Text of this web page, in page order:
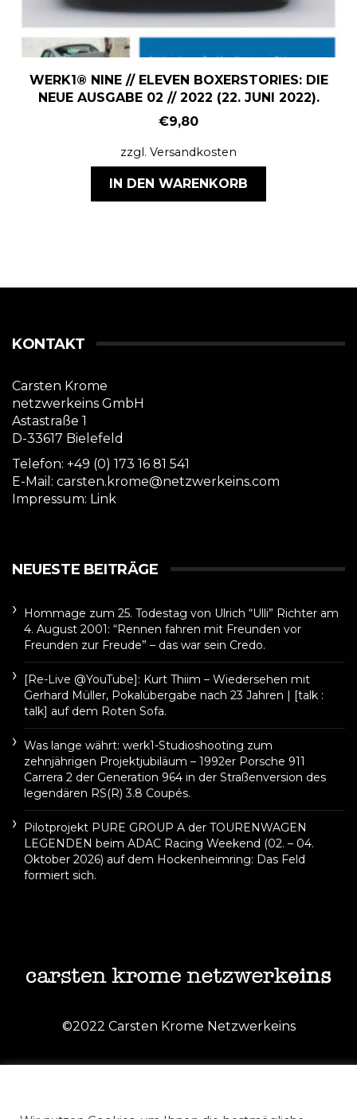
WERK1® NINE // ELEVEN BOXERSTORIES: DIE
NEUE AUSGABE 02 // 2022 (22. JUNI 2022).
€9,80
zzgl. Versandkosten
IN DEN WARENKORB
KONTAKT
Carsten Krome
netzwerkeins GmbH
Astastraße 1
D-33617 Bielefeld
Telefon: +49 (0) 173 16 81 541
E-Mail: carsten.krome@netzwerkeins.com
Impressum: Link
NEUESTE BEITRÄGE
Hommage zum 25. Todestag von Ulrich “Ulli” Richter am
4. August 2001: “Rennen fahren mit Freunden vor
Freunden zur Freude” – das war sein Credo.
[Re-Live @YouTube]: Kurt Thiim – Wiedersehen mit
Gerhard Müller, Pokalübergabe nach 23 Jahren | [talk :
talk] auf dem Roten Sofa.
Was lange währt: werk1-Studioshooting zum
zehnjährigen Projektjubiläum – 1992er Porsche 911
Carrera 2 der Generation 964 in der Straßenversion des
legendären RS(R) 3.8 Coupés.
Pilotprojekt PURE GROUP A der TOURENWAGEN
LEGENDEN beim ADAC Racing Weekend (02. – 04.
Oktober 2026) auf dem Hockenheimring: Das Feld
formiert sich.
©2022 Carsten Krome Netzwerkeins